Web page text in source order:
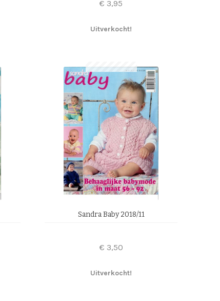
€ 3,95
Uitverkocht!
Sandra Baby 2018/11
€ 3,50
Uitverkocht!